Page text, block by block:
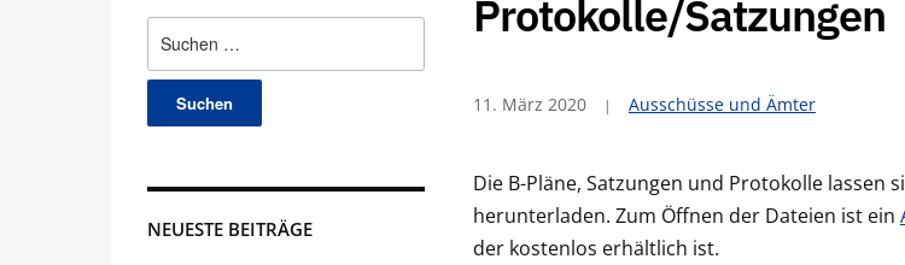
nach:
NEUESTE BEITRÄGE
Protokolle/Satzungen
11. März 2020 Ausschüsse und Ämter
Die B-Pläne, Satzungen und Protokolle lassen
herunterladen. Zum Öffnen der Dateien ist ein
der kostenlos erhältlich ist.